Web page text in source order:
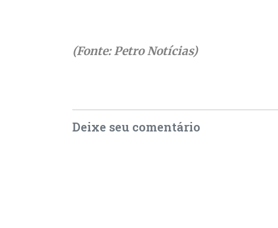
(Fonte: Petro Notícias)
Deixe seu comentário